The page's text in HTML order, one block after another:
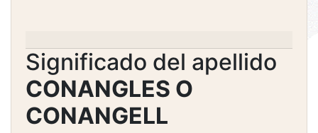
Significado del apellido
CONANGLES O
CONANGELL